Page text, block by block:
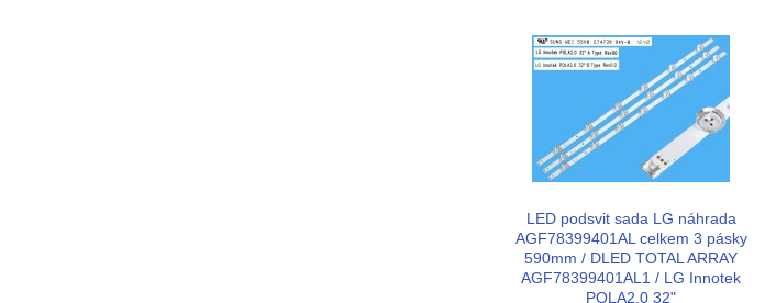
LED podsvit sada LG náhrada
AGF78399401AL celkem 3 pásky
590mm / DLED TOTAL ARRAY
AGF78399401AL1 / LG Innotek
POLA2.0 32"